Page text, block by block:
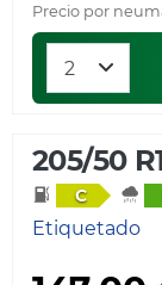
Precio por
205/50
C
Etiquetado